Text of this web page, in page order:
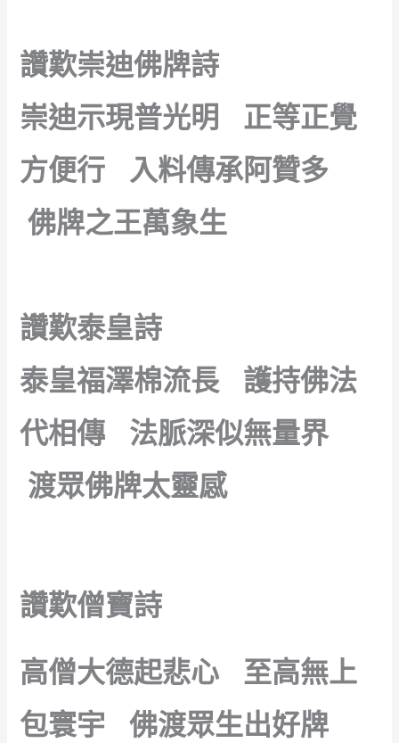
讚歎崇迪佛牌詩
崇迪示現普光明 正等正覺
方便行 入料傳承阿贊多
佛牌之王萬象生
讚歎泰皇詩
泰皇福澤棉流長 護持佛法
代相傳 法脈深似無量界
渡眾佛牌太靈感
讚歎僧寶詩
高僧大德起悲心 至高無上
包寰宇 佛渡眾生出好牌